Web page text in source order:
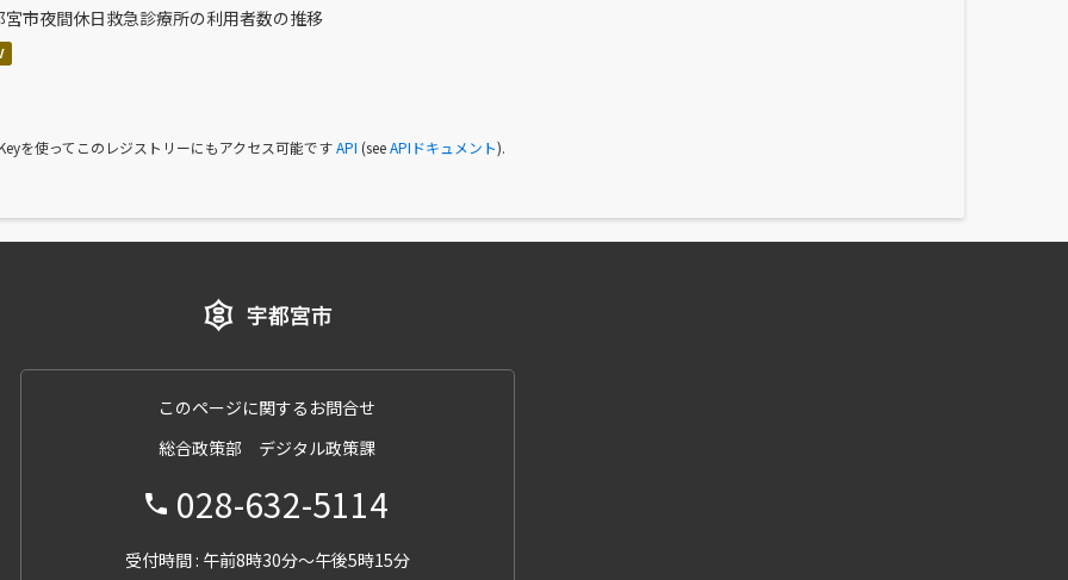
宮市夜間休日救急診療所の利用者数の推移
を使ってこのレジストリーにもアクセス可能ですAPI (seeAPIドキュメント).
このページに関するお問合せ
総合政策部 デジタル政策課
028-632-5114
受付時間 : 午前8時30分～午後5時15分